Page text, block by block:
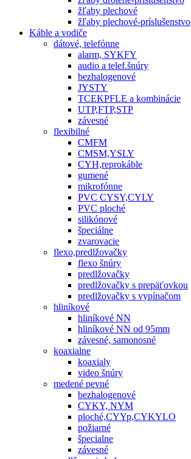
žľaby plechové
žľaby plechové-príslušenstvo
Káble a vodiče
dátové, telefónne
alarm, SYKFY
audio a telef.šnúry
bezhalogenové
JYSTY
TCEKPFLE a kombinácie
UTP,FTP,STP
závesné
flexibilné
CMFM
CMSM,YSLY
CYH,reprokáble
gumené
mikrofónne
PVC CYSY,CYLY
PVC ploché
silikónové
špeciálne
zvarovacie
flexo,predlžovačky
flexo šnúry
predlžovačky
predlžovačky s prepäťovkou
predlžovačky s vypínačom
hliníkové
hliníkové NN
hliníkové NN od 95mm
závesné, samonosné
koaxialne
koaxialy
video šnúry
medené pevné
bezhalogenové
CYKY, NYM
ploché,CYYp,CYKYLO
požiarné
špecialne
závesné